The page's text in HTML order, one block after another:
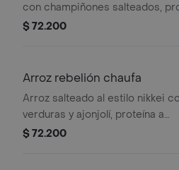
con champiñones salteados,
a elección.
$ 72.200
Arroz rebelión chaufa
Arroz salteado al estilo nikkei
verduras y ajonjolí, proteína a
elección.
$ 72.200